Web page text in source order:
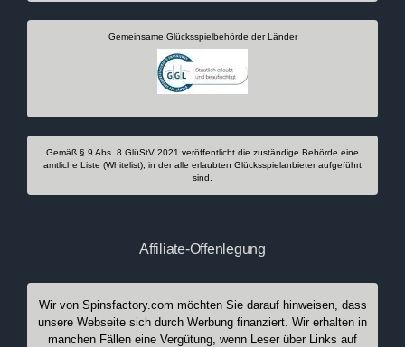
Gemeinsame Glücksspielbehörde der Länder
Gemäß § 9 Abs. 8 GlüStV 2021 veröffentlicht die zuständige Behörde eine
amtliche Liste (Whitelist), in der alle erlaubten Glücksspielanbieter aufgeführt
sind.
Affiliate-Offenlegung
Wir von Spinsfactory.com möchten Sie darauf hinweisen, dass
unsere Webseite sich durch Werbung finanziert. Wir erhalten in
manchen Fällen eine Vergütung, wenn Leser über Links auf